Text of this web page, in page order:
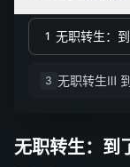
1
3
无职转生：到